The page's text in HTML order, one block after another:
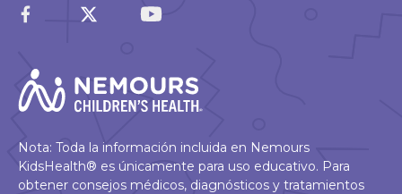
Nota: Toda la información incluida en Nemours
KidsHealth® es únicamente para uso educativo. Para
obtener consejos médicos, diagnósticos y tratamientos